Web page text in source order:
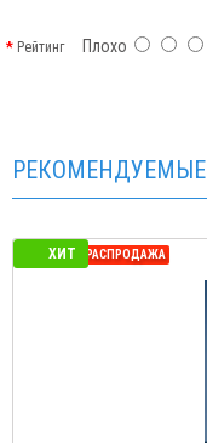
РейтингПлохо
РЕКОМЕНДУЕМЫЕ
ХИТ
СЕЗОННАЯ РАСПРОДАЖА